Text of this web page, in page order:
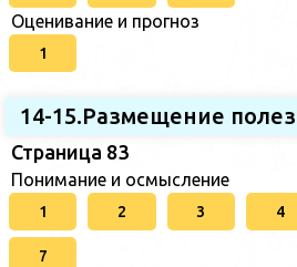
Оценивание и прогноз
1
14-15.Размещение
Страница 83
Понимание и осмысление
1 2 3 4
7